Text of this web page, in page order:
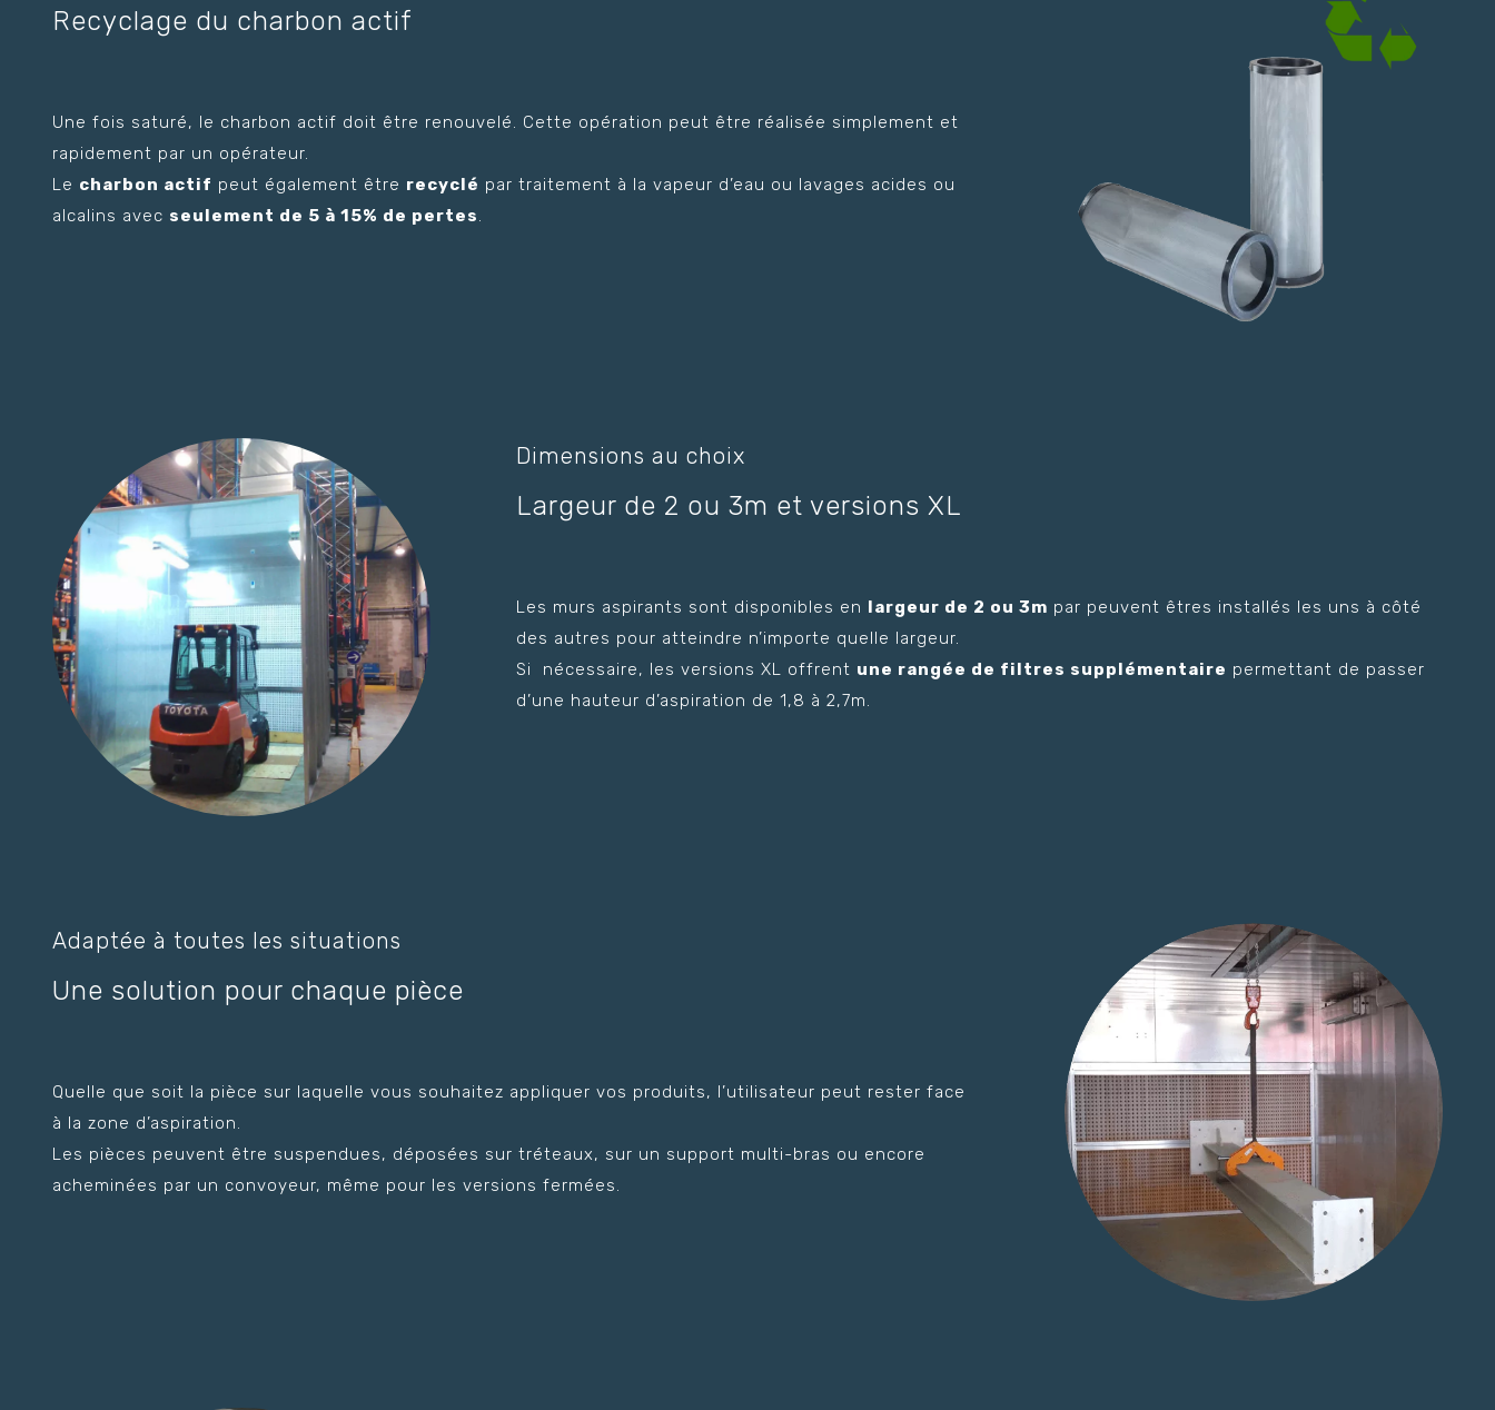
Recyclage du charbon actif
Une fois saturé, le charbon actif doit être renouvelé. Cette opération peut être réalisée simplement et
rapidement par un opérateur.
Le charbon actif peut également être recyclé par traitement à la vapeur d’eau ou lavages acides ou
alcalins avec seulement de 5 à 15% de pertes.
Dimensions au choix
Largeur de 2 ou 3m et versions XL
Les murs aspirants sont disponibles en largeur de 2 ou 3m par peuvent êtres installés les uns à côté
des autres pour atteindre n’importe quelle largeur.
Si nécessaire, les versions XL offrent une rangée de filtres supplémentaire permettant de passer
d’une hauteur d’aspiration de 1,8 à 2,7m.
Adaptée à toutes les situations
Une solution pour chaque pièce
Quelle que soit la pièce sur laquelle vous souhaitez appliquer vos produits, l’utilisateur peut rester face
à la zone d’aspiration.
Les pièces peuvent être suspendues, déposées sur tréteaux, sur un support multi-bras ou encore
acheminées par un convoyeur, même pour les versions fermées.